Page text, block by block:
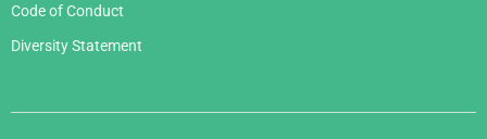
Code of Conduct
Diversity Statement